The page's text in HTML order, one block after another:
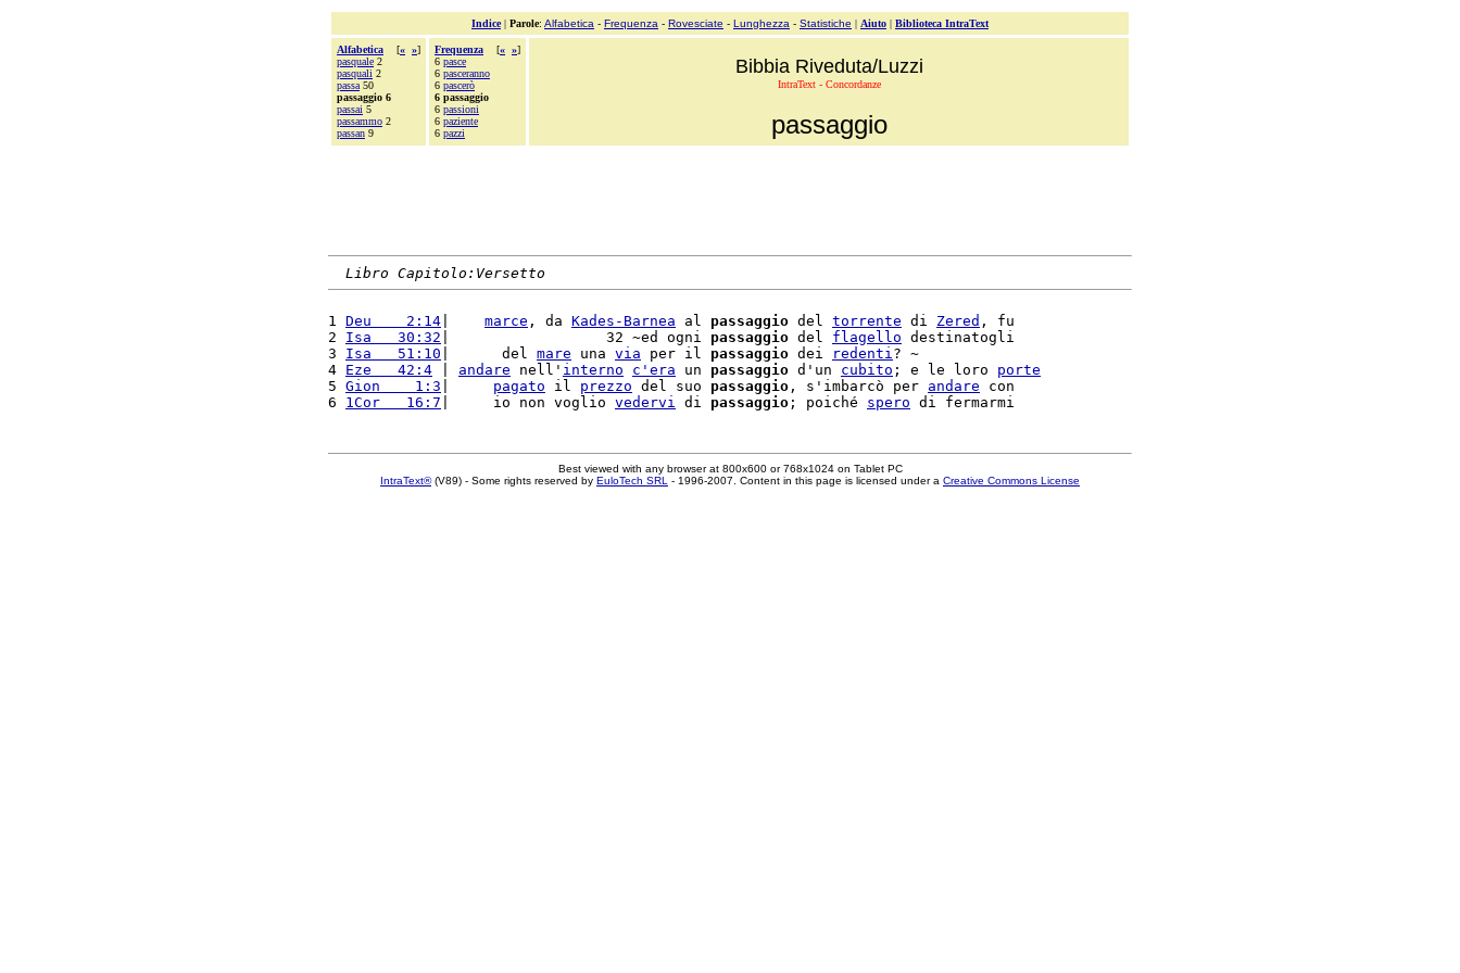
Indice| Parole: Alfabetica - Frequenza - Rovesciate - Lunghezza - Statistiche | Aiuto | Biblioteca IntraText
Alfabetica [« »]
pasquale 2
pasquali 2
passa 50
passaggio 6
passai 5
passammo 2
passan 9
Frequenza [« »]
6 pasce
6 pasceranno
6 pascerò
6 passaggio
6 passioni
6 paziente
6 pazzi
Bibbia Riveduta/Luzzi
IntraText - Concordanze
passaggio
Libro Capitolo:Versetto
1 Deu    2:14 marce , da Kades-Barnea al passaggio del torrente di Zered , fu
2 Isa   30:32 |                  32 ~ed ogni passaggio del flagello destinatogli
3 Isa   51:10 |      del mare una via per il passaggio dei redenti? ~
4 Eze   42:4 andare nell' interno c' era un passaggio d'un cubito ; e le loro porte
5 Gion    1:3 pagato il prezzo del suo passaggio , s'imbarcò per andare con
6 1Cor   16:7 |     io non voglio vedervi di passaggio ; poiché spero
Best viewed with any browser at 800x600 or 768x1024 on Tablet PC
IntraText®(V89) - Some rights reserved by EuloTech SRL - 1996-2007. Content in this page is licensed under a Creative Commons License